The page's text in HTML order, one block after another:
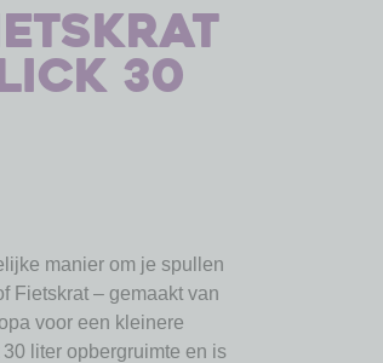
30
manier om je spullen
Fietskrat – gemaakt van
voor een kleinere
liter opbergruimte en is